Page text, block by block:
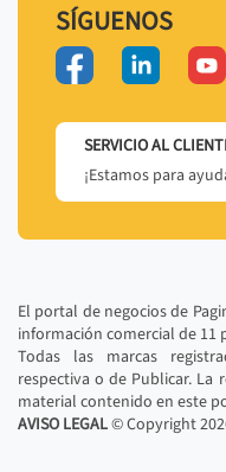
SÍGUENOS
SERVICIO AL
¡Estamos para
El portal de negocios de
información comercial de 11
Todas las marcas
respectiva o de Publicar.
material contenido en este
AVISO LEGAL© Copyright